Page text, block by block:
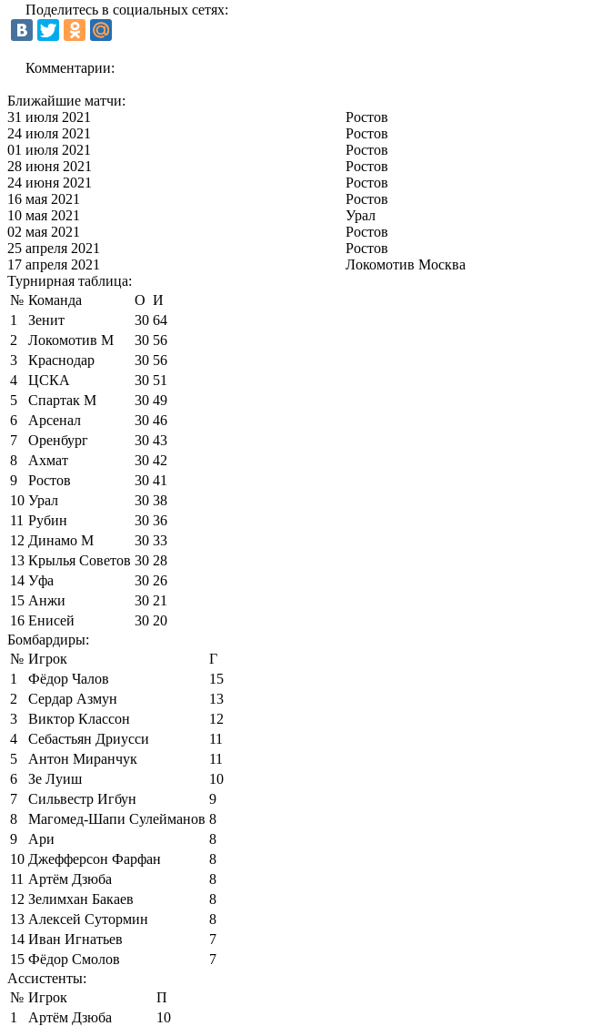
Поделитесь в социальных сетях:
Комментарии:
Ближайшие матчи:
31 июля 2021
Ростов
24 июля 2021
Ростов
01 июля 2021
Ростов
28 июня 2021
Ростов
24 июня 2021
Ростов
16 мая 2021
Ростов
10 мая 2021
Урал
02 мая 2021
Ростов
25 апреля 2021
Ростов
17 апреля 2021
Локомотив Москва
Турнирная таблица:
№ Команда О И
1
Зенит 30 64
2
Локомотив М 30 56
3
Краснодар 30 56
4
ЦСКА 30 51
5
Спартак М 30 49
6
Арсенал 30 46
7
Оренбург 30 43
8
Ахмат 30 42
9
Ростов 30 41
10 Урал 30 38
11 Рубин 30 36
12 Динамо М 30 33
13 Крылья Советов 30 28
14 Уфа 30 26
15 Анжи 30 21
16 Енисей 30 20
Бомбардиры:
№ Игрок
Г
1
Фёдор Чалов
15
2
Сердар Азмун
13
3
Виктор Классон
12
4
Себастьян Дриусси
11
5
Антон Миранчук
11
6
Зе Луиш
10
7
Сильвестр Игбун
9
8
Магомед-Шапи Сулейманов 8
9
Ари
8
10 Джефферсон Фарфан
8
11 Артём Дзюба
8
12 Зелимхан Бакаев
8
13 Алексей Сутормин
8
14 Иван Игнатьев
7
15 Фёдор Смолов
7
Ассистенты:
№ Игрок
П
1
Артём Дзюба
10